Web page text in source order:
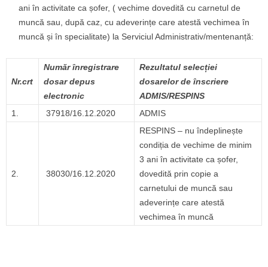
ani în activitate ca șofer, ( vechime dovedită cu carnetul de
muncă sau, după caz, cu adeverințe care atestă vechimea în
muncă și în specialitate) la Serviciul Administrativ/mentenanță:
Nr.crt
Număr înregistrare
dosar depus
electronic
Rezultatul selecției
dosarelor de înscriere
ADMIS/RESPINS
1.
37918/16.12.2020 ADMIS
2. 38030/16.12.2020
RESPINS – nu îndeplinește
condiția de vechime de minim
3 ani în activitate ca șofer,
dovedită prin copie a
carnetului de muncă sau
adeverințe care atestă
vechimea în muncă